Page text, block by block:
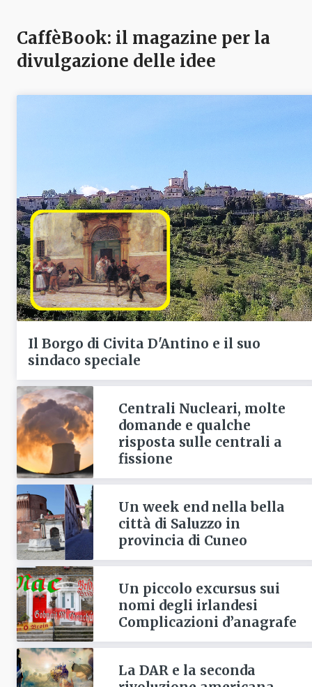
CaffèBook: il magazine per la
divulgazione delle idee
Il Borgo di Civita D'Antino e il suo
sindaco speciale
Centrali Nucleari, molte
domande e qualche
risposta sulle centrali a
fissione
Un week end nella bella
città di Saluzzo in
provincia di Cuneo
Un piccolo excursus sui
nomi degli irlandesi
Complicazioni d’anagrafe
La DAR e la seconda